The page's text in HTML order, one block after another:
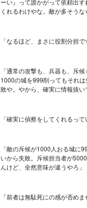
くれるわけやな。敵が多そう
「なるほど、まさに役割分担
「通常の攻撃も、兵器も、斥
1000の城を999削ってもそれ
敗や。やから、確実に情報抜
「確実に偵察をしてくれるっ
「敵の斥候が1000人おる城に
いから失敗。斥候担当者が
んけど、全然意味が違うやろ」
「前者は無駄死にの感が否め